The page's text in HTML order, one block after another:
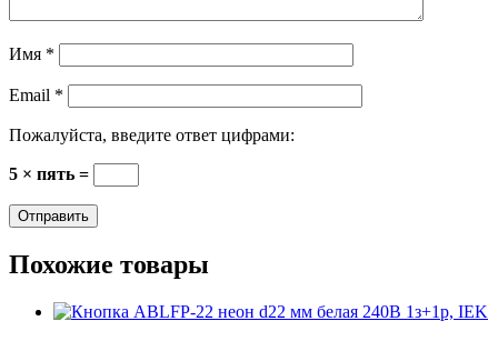
Имя *
Email *
Пожалуйста, введите ответ цифрами:
5 × пять =
Похожие товары